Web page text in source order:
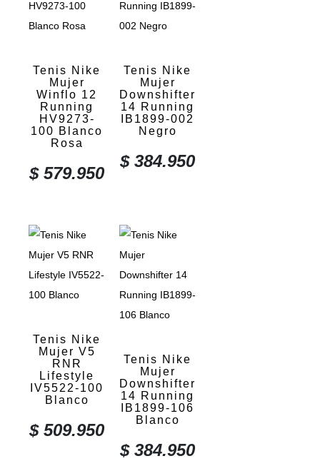
Tenis Nike
Mujer
Winflo 12
Running
HV9273-
100 Blanco
Rosa
$579.950
Tenis Nike
Mujer
Downshifter
14 Running
IB1899-002
Negro
$384.950
Tenis Nike
Mujer V5
RNR
Lifestyle
IV5522-100
Blanco
$509.950
Tenis Nike
Mujer
Downshifter
14 Running
IB1899-106
Blanco
$384.950